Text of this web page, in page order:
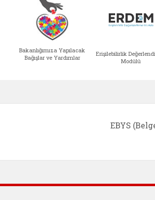
Bakanlığımıza Yapılacak
Bağışlar ve Yardımlar
Erişilebilirlik
Modülü
EBYS